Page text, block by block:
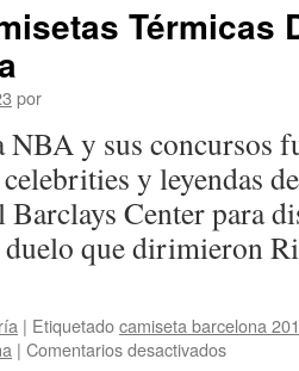
Térmicas
por
y sus concursos
y leyendas
Barclays Center para
duelo que dirimieron
| Etiquetadocamiseta barcelona
| Comentarios desactivadosen